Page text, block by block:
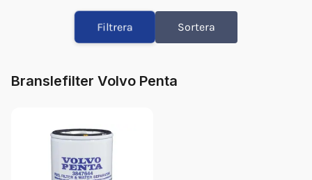
Olja Volvo 5w/40 1l 23211287
Olja Volvo 5w/40 5l 23211288
Impeller Vp 22307636
Orb Fett Impeller
Filtrera Sortera
Branslefilter Volvo Penta